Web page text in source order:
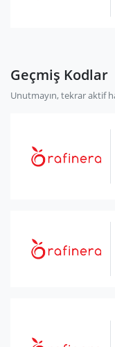
Geçmiş Kodlar
Unutmayın, tekrar aktif